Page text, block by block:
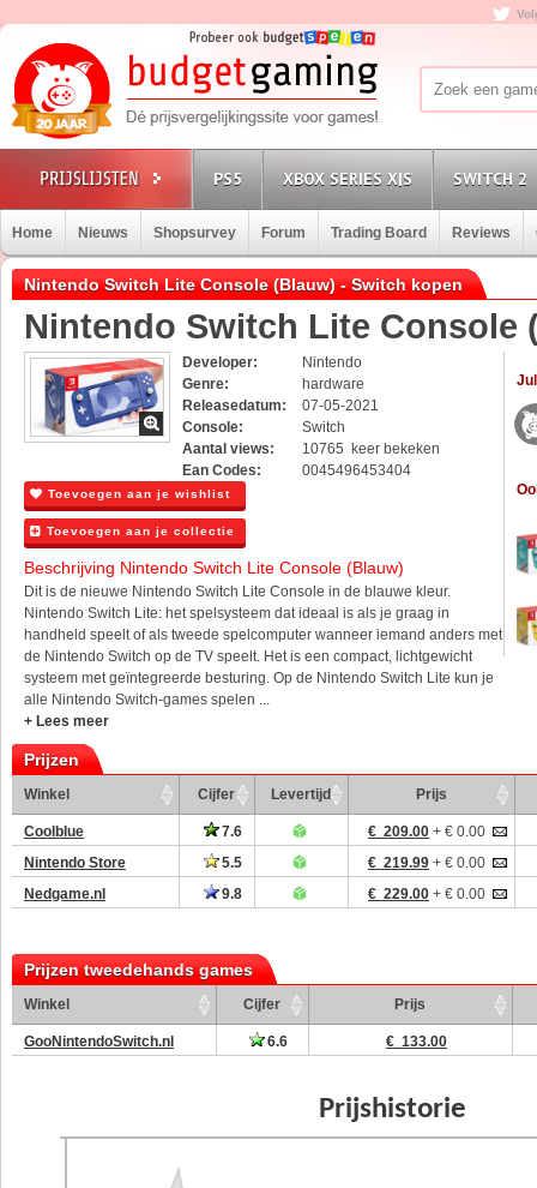
PS5 XBOX SERIES X|S SWITCH 2
Home Nieuws Shopsurvey Forum Trading Board Reviews
Nintendo Switch Lite Console (Blauw) - Switch kopen
Nintendo Switch Lite Console
Developer:
Nintendo
Genre:
hardware
Releasedatum:
07-05-2021
Console:
Switch
Aantal views:
10765 keer bekeken
Ean Codes:
0045496453404
Toevoegen aan je wishlist
Toevoegen aan je collectie
Beschrijving Nintendo Switch Lite Console (Blauw)
Dit is de nieuwe Nintendo Switch Lite Console in de blauwe kleur.
Nintendo Switch Lite: het spelsysteem dat ideaal is als je graag in
handheld speelt of als tweede spelcomputer wanneer iemand anders met
de Nintendo Switch op de TV speelt. Het is een compact, lichtgewicht
systeem met geïntegreerde besturing. Op de Nintendo Switch Lite kun je
alle Nintendo Switch-games spelen ...
+ Lees meer
Prijzen
Winkel Cijfer Levertijd Prijs
Coolblue 7.6 € 209.00 + € 0.00
Nintendo Store
5.5 € 219.99 + € 0.00
Nedgame.nl
9.8 € 229.00 + € 0.00
Prijzen tweedehands games
Winkel Cijfer Prijs
GooNintendoSwitch.nl 6.6 € 133.00